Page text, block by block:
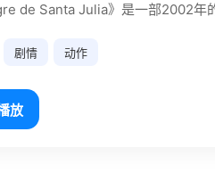
de Santa Julia》是一部2002年
剧情 动作
放